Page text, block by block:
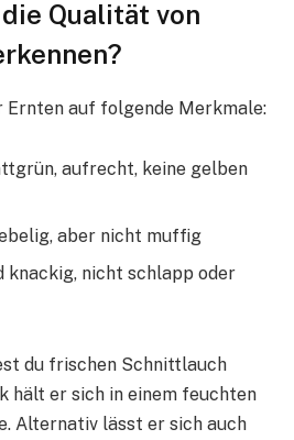
Qualität von
Ernten auf folgende Merkmale:
aufrecht, keine gelben
aber nicht muffig
knackig, nicht schlapp oder
du frischen Schnittlauch
hält er sich in einem feuchten
Alternativ lässt er sich auch